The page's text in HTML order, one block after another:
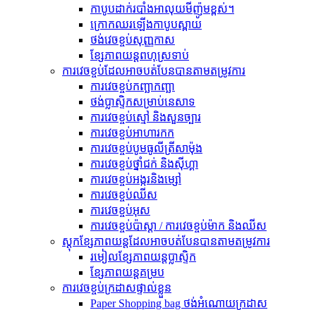
កាបូបដាក់របាំងអាលុយមីញ៉ូមខ្ពស់។
ក្រោកឈរឡើងកាបូបស្ពាយ
ថង់វេចខ្ចប់សុញ្ញកាស
ខ្សែភាពយន្តពហុស្រទាប់
ការវេចខ្ចប់ដែលអាចបត់បែនបានតាមតម្រូវការ
ការវេចខ្ចប់កញ្ឆាកញ្ឆា
ថង់ប្លាស្ទិកសម្រាប់នេសាទ
ការវេចខ្ចប់ស្មៅ និងសួនច្បារ
ការវេចខ្ចប់អាហារកក
ការវេចខ្ចប់បូមធូលីត្រីសាម៉ុង
ការវេចខ្ចប់ថ្នាំជក់ និងស៊ីហ្គា
ការវេចខ្ចប់អង្ករនិងម្សៅ
ការវេចខ្ចប់ឈីស
ការវេចខ្ចប់អុស
ការវេចខ្ចប់ប៉ាស្តា / ការវេចខ្ចប់ម៉ាក និងឈីស
ស្តុកខ្សែភាពយន្តដែលអាចបត់បែនបានតាមតម្រូវការ
រមៀលខ្សែភាពយន្តប្លាស្ទិក
ខ្សែភាពយន្តគម្រប
ការវេចខ្ចប់ក្រដាសផ្ទាល់ខ្លួន
Paper Shopping bag ថង់អំណោយក្រដាស